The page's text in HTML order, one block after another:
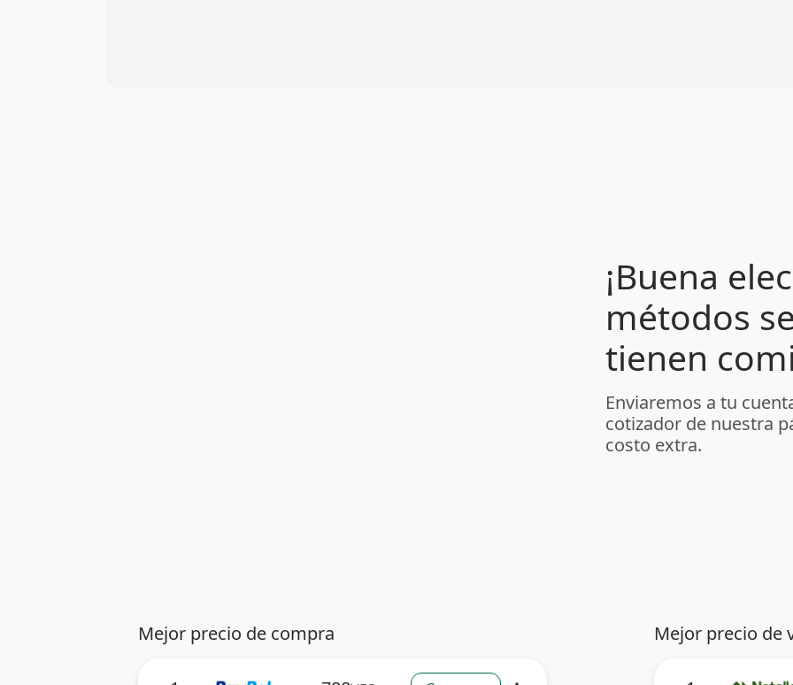
¡Buena
métodos
tienen
Enviaremos a tu
cotizador de nuestra
costo extra.
Mejor precio de compra Mejor precio de